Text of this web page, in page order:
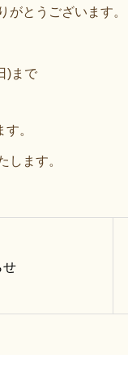
がとうございます。
)まで
。
します。
せ